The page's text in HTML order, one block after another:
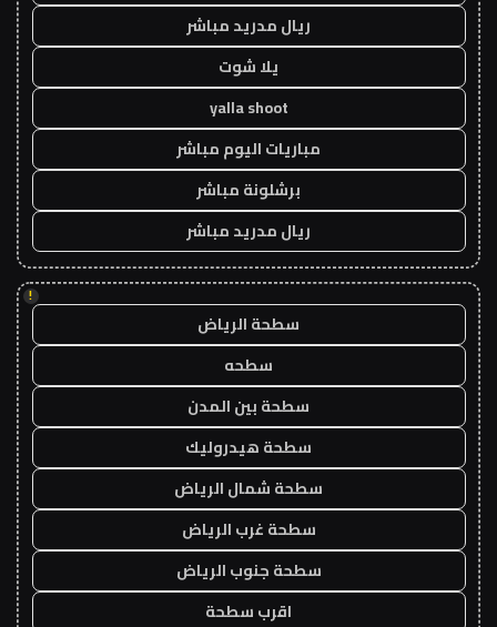
ريال مدريد مباشر
يلا شوت
yalla shoot
مباريات اليوم مباشر
برشلونة مباشر
ريال مدريد مباشر
!
سطحة الرياض
سطحه
سطحة بين المدن
سطحة هيدروليك
سطحة شمال الرياض
سطحة غرب الرياض
سطحة جنوب الرياض
اقرب سطحة